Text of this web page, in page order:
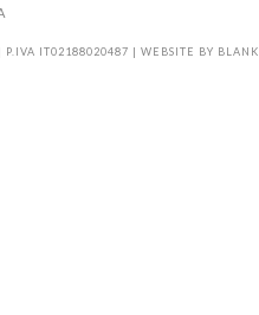
| P.IVA IT02188020487 | WEBSITE BY BLANK